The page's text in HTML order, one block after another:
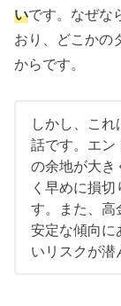
いです。なぜな
おり、どこかの
からです。
しかし、こ
話です。エン
の余地が大き
く早めに損
す。また、高
安定な傾向に
いリスクが潜